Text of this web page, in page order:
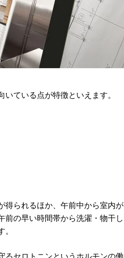
ている点が特徴といえます。
得られるほか、午前中から室内が
前の早い時間帯から洗濯・物干し
。
るセロトニンというホルモンの働